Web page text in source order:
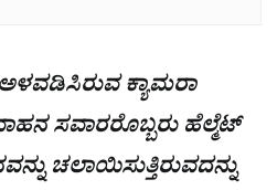
ಕ್ಯಾಮರಾ
ಸವಾರರೊಬ್ಬರು ಹೆಲ್ಮೆಟ್
ಚಲಾಯಿಸುತ್ತಿರುವದನ್ನು